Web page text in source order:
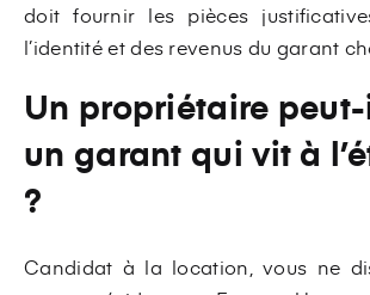
doit fournir les pièces
l’identité et des revenus du garant
Un propriétaire
un garant qui vit à
?
Candidat à la location, vous ne